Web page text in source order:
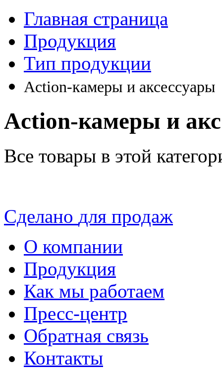
Главная страница
Продукция
Тип продукции
Action-камеры и аксессуары
Action-камеры и
Все товары в этой
Сделано для продаж
О компании
Продукция
Как мы работаем
Пресс-центр
Обратная связь
Контакты